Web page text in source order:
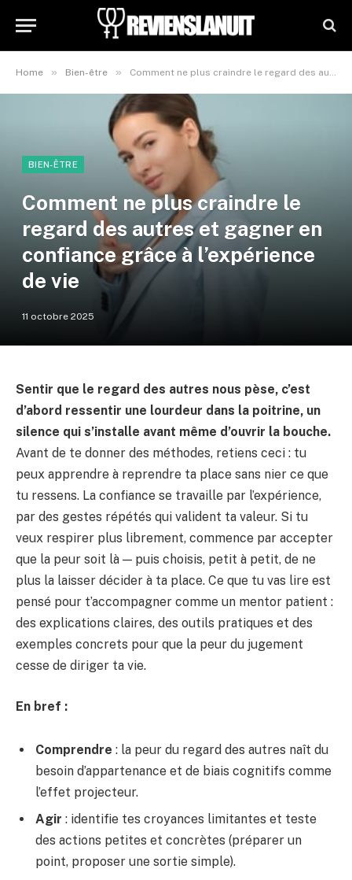
Home » Bien-être » Comment ne plus craindre le regard des autres et gagner en confiance grâce à l’expérience de vie
BIEN-ÊTRE
Comment ne plus craindre le
regard des autres et gagner en
confiance grâce à l’expérience
de vie
11 octobre 2025
Sentir que le regard des autres nous pèse, c’est
d’abord ressentir une lourdeur dans la poitrine, un
silence qui s’installe avant même d’ouvrir la bouche.
Avant de te donner des méthodes, retiens ceci : tu
peux apprendre à reprendre ta place sans nier ce que
tu ressens. La confiance se travaille par l’expérience,
par des gestes répétés qui valident ta valeur. Si tu
veux respirer plus librement, commence par accepter
que la peur soit là — puis choisis, petit à petit, de ne
plus la laisser décider à ta place. Ce que tu vas lire est
pensé pour t’accompagner comme un mentor patient :
des explications claires, des outils pratiques et des
exemples concrets pour que la peur du jugement
cesse de diriger ta vie.
En bref :
Comprendre : la peur du regard des autres naît du
besoin d’appartenance et de biais cognitifs comme
l’effet projecteur.
Agir : identifie tes croyances limitantes et teste
des actions petites et concrètes (préparer un
point, proposer une sortie simple).